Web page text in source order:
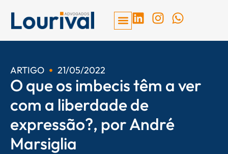
conteúdo
L
n
d
i
n
I
s
g
r
m
W
a
a
p
ARTIGO 21/05/2022
O que os imbecis têm a ver
com a liberdade de
expressão?, por André
Marsiglia